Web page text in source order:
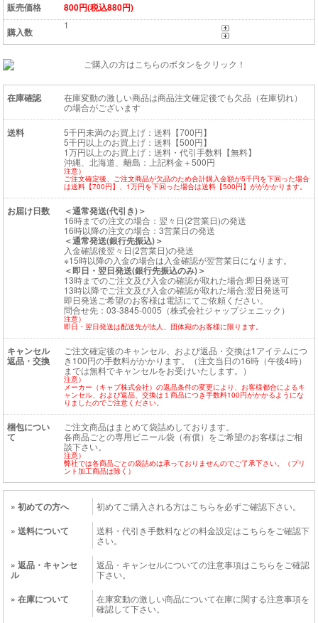
販売価格
800円(税込880円)
購入数
在庫確認
在庫変動の激しい商品は商品注文確定後でも欠品（在庫切れ）
の場合がございます
送料
5千円未満のお買上げ：送料【700円】
5千円以上のお買上げ：送料【500円】
1万円以上のお買上げ：送料・代引手数料【無料】
沖縄、北海道、離島：上記料金＋500円
注意）
ご注文確定後、ご注文商品が欠品のため合計購入金額が5千円を下回った場合
は送料【700円】、1万円を下回った場合は送料【500円】ががかかります。
お届け日数 ＜通常発送(代引き)＞
16時までの注文の場合：翌々日(2営業日)の発送
16時以降の注文の場合：3営業日の発送
＜通常発送(銀行先振込)＞
入金確認後翌々日(2営業日)の発送
※15時以降の入金の場合は入金確認が翌営業日になります。
＜即日・翌日発送(銀行先振込のみ)＞
13時までのご注文及び入金の確認が取れた場合:即日発送可
13時以降でご注文及び入金の確認が取れた場合:翌日発送可
即日発送ご希望のお客様は電話にてご依頼ください。
問合せ先：03-3845-0005（株式会社ジャップジェニック）
注意）
即日・翌日発送は配送先が法人、団体宛のお客様に限ります。
キャンセル
返品・交換
ご注文確定後のキャンセル、および返品・交換は1アイテムにつ
き100円の手数料がかかります。（注文当日の16時（午後4時）
までは無料でキャンセルをお受けいたします。）
注意）
メーカー（キャブ株式会社）の返品条件の変更により、お客様都合によるキ
ャンセル、および返品、交換は１商品につき手数料100円がかかるようにな
りましたのでご注意ください。
梱包につい
て
ご注文商品はまとめて袋詰めしております。
各商品ごとの専用ビニール袋（有償）をご希望のお客様はご相
談下さい。
注意）
弊社では各商品ごとの袋詰めは承っておりませんのでご了承下さい。（プリ
ント加工商品は除く）
» 初めての方へ 初めてご購入される方はこちらを必ずご確認下さい。
» 送料について
送料・代引き手数料などの料金設定はこちらをご確認下
さい。
» 返品・キャンセ
ル
返品・キャンセルについての注意事項はこちらをご確認
下さい。
» 在庫について
在庫変動の激しい商品について在庫に関する注意事項を
確認して下さい。